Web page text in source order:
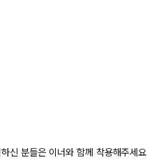
신 분들은 이너와 함께 착용해주세요